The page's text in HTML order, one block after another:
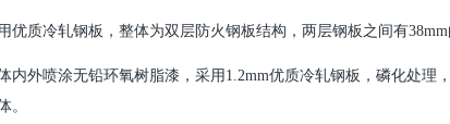
优质冷轧钢板，整体为双层防火钢板结构，两层钢板之间有
内外喷涂无铅环氧树脂漆，采用1.2mm优质冷轧钢板，磷化处理
体。